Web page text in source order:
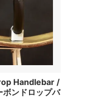
Handlebar /
ンドロップバ